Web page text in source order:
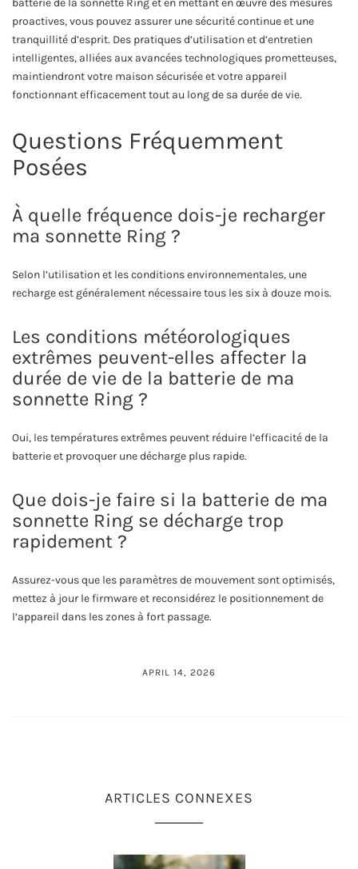
batterie de la sonnette Ring et en mettant en œuvre des mesures
proactives, vous pouvez assurer une sécurité continue et une
tranquillité d’esprit. Des pratiques d’utilisation et d’entretien
intelligentes, alliées aux avancées technologiques prometteuses,
maintiendront votre maison sécurisée et votre appareil
fonctionnant efficacement tout au long de sa durée de vie.
Questions Fréquemment
Posées
À quelle fréquence dois-je recharger
ma sonnette Ring ?
Selon l’utilisation et les conditions environnementales, une
recharge est généralement nécessaire tous les six à douze mois.
Les conditions météorologiques
extrêmes peuvent-elles affecter la
durée de vie de la batterie de ma
sonnette Ring ?
Oui, les températures extrêmes peuvent réduire l’efficacité de la
batterie et provoquer une décharge plus rapide.
Que dois-je faire si la batterie de ma
sonnette Ring se décharge trop
rapidement ?
Assurez-vous que les paramètres de mouvement sont optimisés,
mettez à jour le firmware et reconsidérez le positionnement de
l’appareil dans les zones à fort passage.
APRIL 14, 2026
ARTICLES CONNEXES